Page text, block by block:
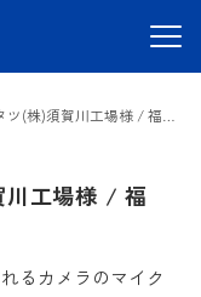
株)須賀川工場様 / 福島県
工場様 / 福
るカメラのマイク